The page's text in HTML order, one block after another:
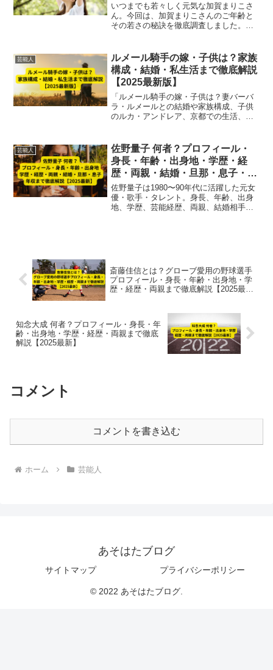
いつまでも若々しく元気な加賀まりこさ
ん。今回は、加賀まりこさんのご年齢と
その若さの秘訣を徹底調査しました。加
月11日(昭和18年 未年)。眞下貴です。き
ょうのトー...
芸能人
ルメール騎手の嫁・子供は？家族
構成・結婚・私生活まで徹底解説
【2025最新版】
「ルメール騎手の嫁・子供は？妻バーバ
ラ・ルメールとの結婚や家族構成、子供
のルカ・アンドレア、京都での生活、私
かり。」
芸能人
佐野量子 何者？プロフィール・
身長・年齢・出身地・学歴・経
歴・両親・結婚・旦那・息子・年
収まで徹底解説【2025最新】
佐野量子は1980〜90年代に活躍した元女
優・歌手・タレント。身長、年齢、出身
地、学歴、芸能経歴、両親、結婚相手の
斎藤佳信とは？グローブ愛用の野球選手
プロフィール・身長・年齢・出身地・学
歴・経歴・両親まで徹底解説【2025最
知念大成 何者？プロフィール・身長・年
齢・出身地・学歴・経歴・両親まで徹底
解説【2025最新】
コメント
コメントを書き込む
ホーム 芸能人
あそはたブログ
サイトマップ プライバシーポリシー
© 2022 あそはたブログ.